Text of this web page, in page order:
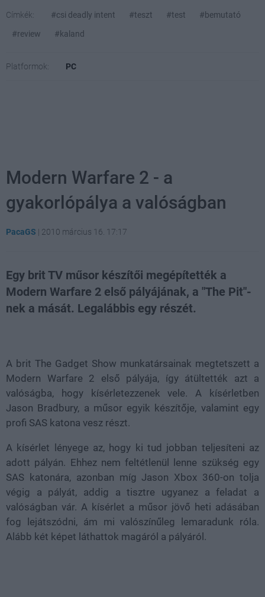
Címkék: #csi deadly intent #teszt #test
#bemutató
#review
#kaland
Platformok: PC
Modern Warfare 2 - a
gyakorlópálya a valóságban
PacaGS | 2010 március 16. 17:17
Egy brit TV műsor készítői megépítették a
Modern Warfare 2 első pályájának, a "The Pit"-
nek a mását. Legalábbis egy részét.
A brit The Gadget Show munkatársainak megtetszett a
Modern Warfare 2 első pályája, így átültették azt a
valóságba, hogy kísérletezzenek vele. A kísérletben
Jason Bradbury, a műsor egyik készítője, valamint egy
profi SAS katona vesz részt.
A kísérlet lényege az, hogy ki tud jobban teljesíteni az
adott pályán. Ehhez nem feltétlenül lenne szükség egy
SAS katonára, azonban míg Jason Xbox 360-on tolja
végig a pályát, addig a tisztre ugyanez a feladat a
valóságban vár. A kísérlet a műsor jövő heti adásában
fog lejátszódni, ám mi valószínűleg lemaradunk róla.
Alább két képet láthattok magáról a pályáról.